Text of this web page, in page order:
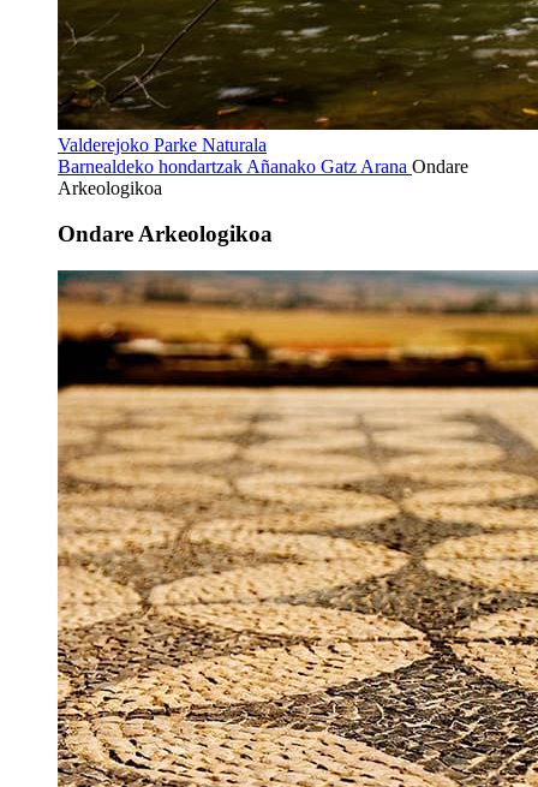
Valderejoko Parke Naturala
Barnealdeko hondartzak Añanako Gatz Arana Ondare
Arkeologikoa
Ondare Arkeologikoa